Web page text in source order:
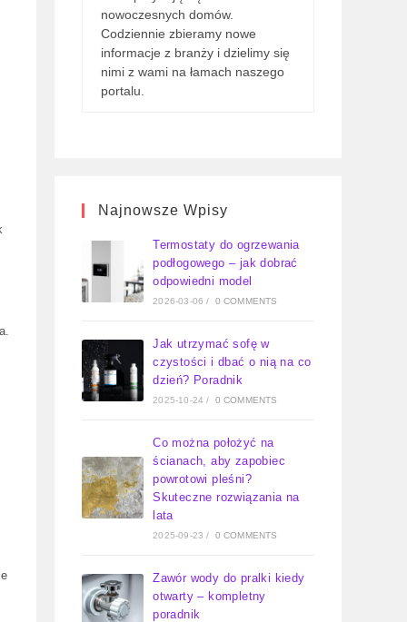
nowoczesnych domów.
Codziennie zbieramy nowe
informacje z branży i dzielimy się
nimi z wami na łamach naszego
portalu.
Najnowsze Wpisy
Termostaty do ogrzewania
podłogowego – jak dobrać
odpowiedni model
2026-03-06 / 0 COMMENTS
Jak utrzymać sofę w
czystości i dbać o nią na co
dzień? Poradnik
2025-10-24 / 0 COMMENTS
Co można położyć na
ścianach, aby zapobiec
powrotowi pleśni?
Skuteczne rozwiązania na
lata
2025-09-23 / 0 COMMENTS
Zawór wody do pralki kiedy
otwarty – kompletny
poradnik